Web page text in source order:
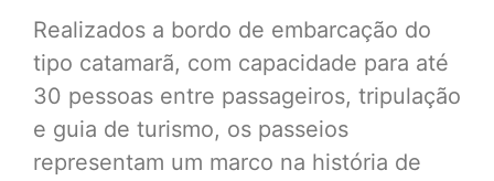
Realizados a bordo de embarcação do
tipo catamarã, com capacidade para até
30 pessoas entre passageiros, tripulação
e guia de turismo, os passeios
representam um marco na história de